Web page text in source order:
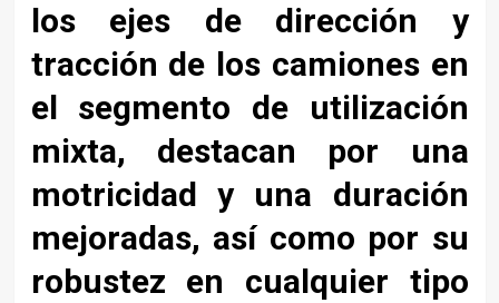
los ejes de dirección y
tracción de los camiones en
el segmento de utilización
mixta, destacan por una
motricidad y una duración
mejoradas, así como por su
robustez en cualquier tipo